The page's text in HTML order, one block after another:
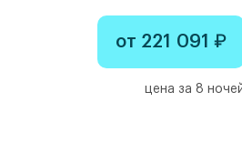
от 221 091 ₽
цена за 8